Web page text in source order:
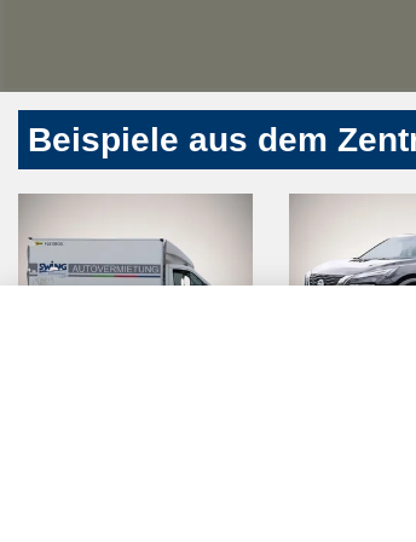
Beispiele aus dem